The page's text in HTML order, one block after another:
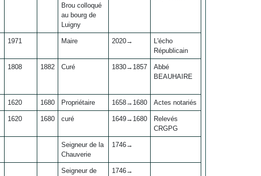
Brou colloqué
au bourg de
Luigny
1971 Maire 2020→
L'écho
Républicain
1808 1882 Curé 1830→1857
Abbé
BEAUHAIRE
1620 1680 Propriétaire 1658→1680 Actes notariés
1620 1680 curé 1649→1680
Relevés
CRGPG
Seigneur de la
Chauverie
1746→
Seigneur de
1746→